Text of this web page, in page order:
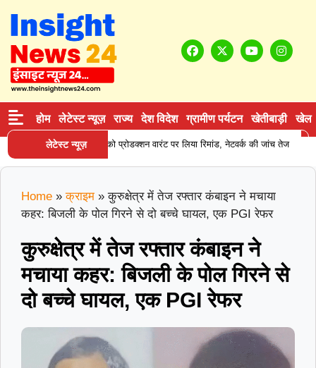
होम लेटेस्ट न्यूज़ राज्य देश विदेश ग्रामीण पर्यटन खेतीबाड़ी खेल
लेटेस्ट न्यूज़
सप्लाई करने वाले आरोपी को प्रोडक्शन वारंट पर लिया रिमांड, नेटवर्क की जांच तेज
Home » क्राइम »कुरुक्षेत्र में तेज रफ्तार कंबाइन ने मचाया
कहर: बिजली के पोल गिरने से दो बच्चे घायल, एक PGI रेफर
कुरुक्षेत्र में तेज रफ्तार कंबाइन ने
मचाया कहर: बिजली के पोल गिरने से
दो बच्चे घायल, एक PGI रेफर